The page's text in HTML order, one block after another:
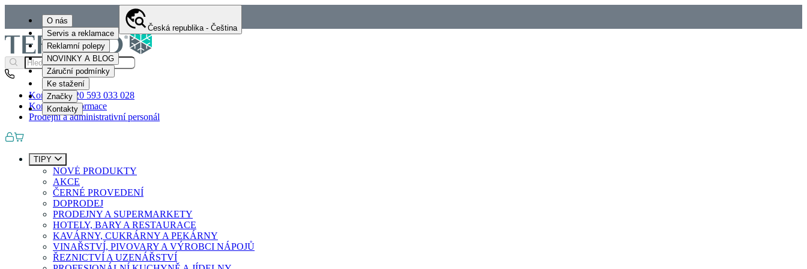
O nás
Servis a reklamace
Reklamní polepy
NOVINKY A BLOG
Záruční podmínky
Ke stažení
Značky
Kontakty
Česká republika - Čeština
Kontakty+420 593 033 028
Kontaktní informace
Prodejní a administrativní personál
TIPY
NOVÉ PRODUKTY
AKCE
ČERNÉ PROVEDENÍ
DOPRODEJ
PRODEJNY A SUPERMARKETY
HOTELY, BARY A RESTAURACE
KAVÁRNY, CUKRÁRNY A PEKÁRNY
VINAŘSTVÍ, PIVOVARY A VÝROBCI NÁPOJŮ
ŘEZNICTVÍ A UZENÁŘSTVÍ